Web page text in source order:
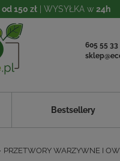
od 150 zł | WYSYŁKA w 24h
605 55 33
Bestsellery
PRZETWORY WARZYWNE I